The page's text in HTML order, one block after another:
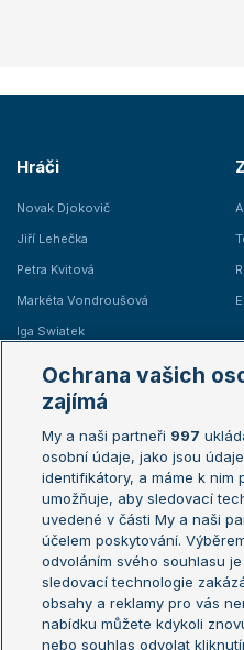
Hráči
Novak Djokovič
Jiří Lehečka
Petra Kvitová
Markéta Vondroušová
Iga Swiatek
Žebříčky
Žebříček ATP (muži)
Žebříček WTA (ženy)
Sázkařský žebříček
Aktualní trendy
Ochrana vašich
zajímá
My a naši partneři 997
osobní údaje, jako jsou
identifikátory, a máme k nim
umožňuje, aby sledovací
uvedené v části My a naši
účelem poskytování.
odvoláním svého souhlasu
sledovací technologie
obsahy a reklamy pro vás
nabídku můžete kdykoli
nebo souhlas odvolat